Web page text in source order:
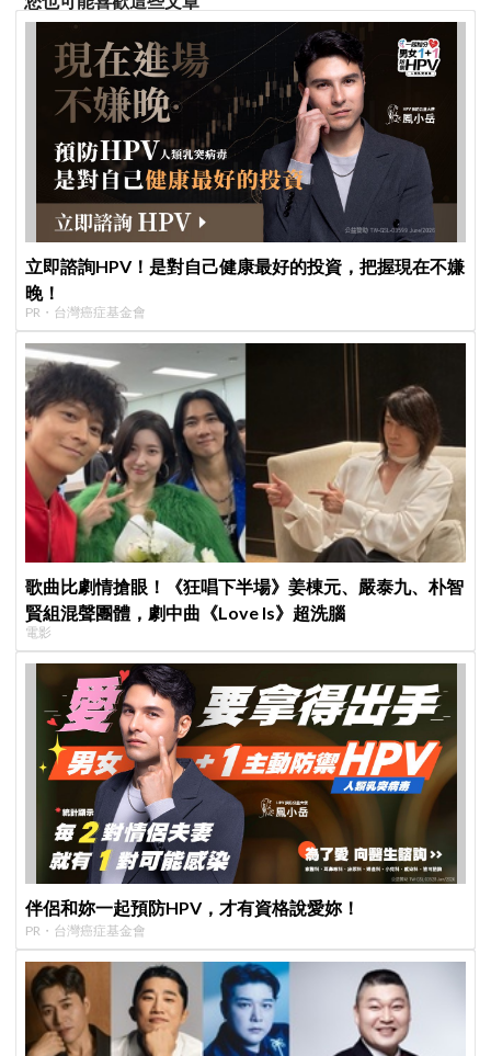
立即諮詢HPV！是對自己健康最好的投資，把握現在不嫌
晚！
PR・台灣癌症基金會
歌曲比劇情搶眼！《狂唱下半場》姜棟元、嚴泰九、朴智
賢組混聲團體，劇中曲《Love Is》超洗腦
電影
伴侶和妳一起預防HPV，才有資格說愛妳！
PR・台灣癌症基金會